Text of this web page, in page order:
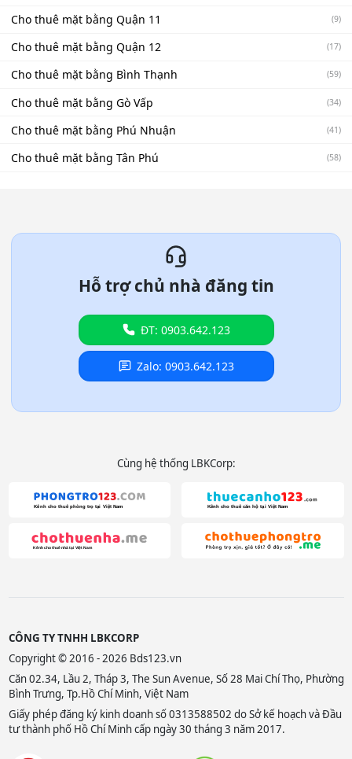
Cho thuê mặt bằng Quận 11 (9)
Cho thuê mặt bằng Quận 12 (17)
Cho thuê mặt bằng Bình Thạnh (59)
Cho thuê mặt bằng Gò Vấp (34)
Cho thuê mặt bằng Phú Nhuận (41)
Cho thuê mặt bằng Tân Phú (58)
Hỗ trợ chủ nhà đăng tin
ĐT: 0903.642.123
Zalo: 0903.642.123
Cùng hệ thống LBKCorp:
CÔNG TY TNHH LBKCORP
Copyright © 2016 - 2026 Bds123.vn
Căn 02.34, Lầu 2, Tháp 3, The Sun Avenue, Số 28 Mai Chí Thọ, Phường
Bình Trưng, Tp.Hồ Chí Minh, Việt Nam
Giấy phép đăng ký kinh doanh số 0313588502 do Sở kế hoạch và Đầu
tư thành phố Hồ Chí Minh cấp ngày 30 tháng 3 năm 2017.